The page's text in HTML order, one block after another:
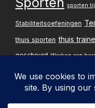
a
g
i
n
e
sporten
Stabiliteitsoefeningen
thuis sporten thuis
gescheurd Werken aan